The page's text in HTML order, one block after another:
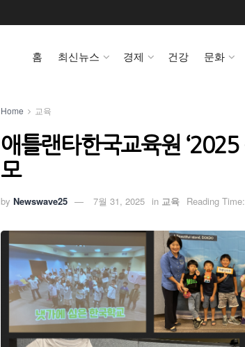
홈 최신뉴스 경제 건강 문화
Home 교육
애틀랜타한국교육원
모
by Newswave25 7월 31, 2025 in 교육 Reading